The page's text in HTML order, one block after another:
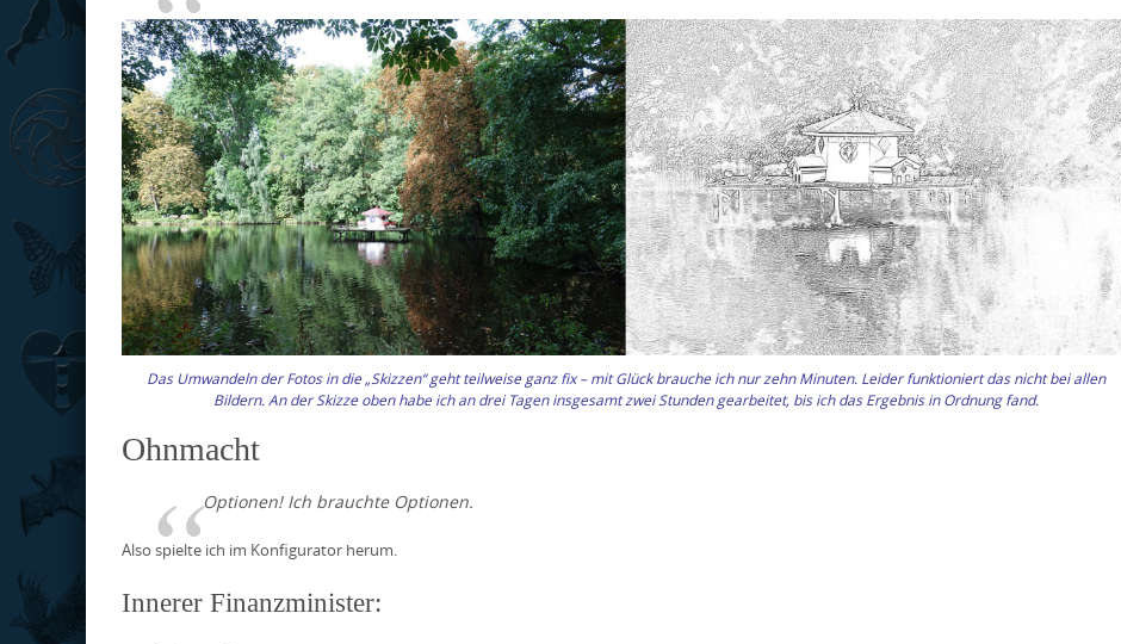
Das Umwandeln der Fotos in die „Skizzen“ geht teilweise ganz fix – mit Glück brauche ich nur zehn Minuten. Leider funktioniert das nicht bei allen
Bildern. An der Skizze oben habe ich an drei Tagen insgesamt zwei Stunden gearbeitet, bis ich das Ergebnis in Ordnung fand.
Ohnmacht
Optionen! Ich brauchte Optionen.
Also spielte ich im Konfigurator herum.
Innerer Finanzminister: